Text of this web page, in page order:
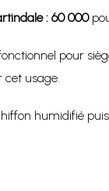
: 60 000
pour
cet usage.
humidifié